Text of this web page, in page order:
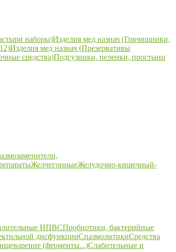
наборы)Изделия мед назнач (Горчишники,
Изделия мед назнач (Презервативы
средства)Подгузники, пеленки, простыни
ЖелчегонныеЖелудочно-кишечный-
НПВСПробиотики, бактерийные
дисфункцииСпазмолитикиСредства
(ферменты...)Слабительные и